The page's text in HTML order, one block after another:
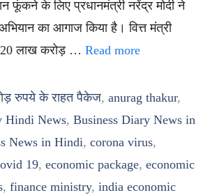
फूंकने के लिए प्रधानमंत्री नरेंद्र मोदी ने
का आगाज किया है। वित्त मंत्री
20 लाख करोड़ … Read more
रुपये के राहत पैकेज, anurag thakur,
Hindi News, Business Diary News in
News in Hindi, corona virus,
19, economic package, economic
, finance ministry, india economic